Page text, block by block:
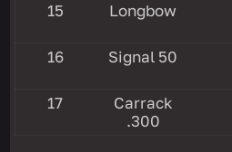
15
Longbow
16
Signal 50
17
Carrack
.300